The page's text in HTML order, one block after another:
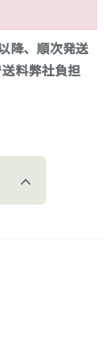
降、順次発送
料弊社負担